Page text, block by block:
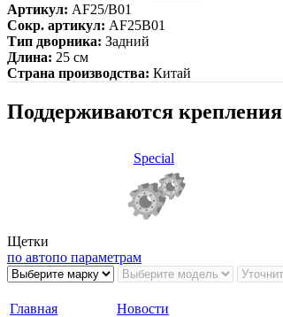
Артикул: AF25/B01
Сокр. артикул: AF25B01
Тип дворника: Задний
Длина: 25 см
Страна производства: Китай
Поддерживаются крепления
Special
Щетки
по автопо параметрам
Главная
Новости